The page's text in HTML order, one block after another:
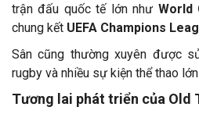
trận đấu quốc tế lớn như World
chung kết UEFA Champions
Sân cũng thường xuyên được
rugby và nhiều sự kiện thể thao
Tương lai phát triển của Old